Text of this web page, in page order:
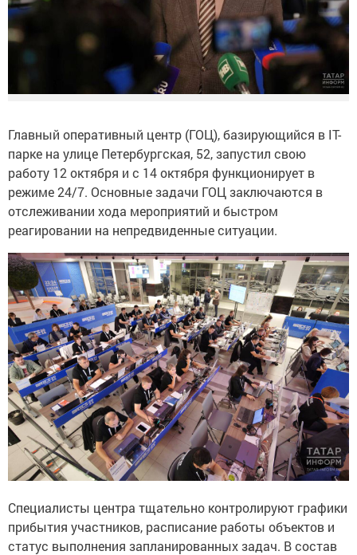
Главный оперативный центр (ГОЦ), базирующийся в IT-
парке на улице Петербургская, 52, запустил свою
работу 12 октября и с 14 октября функционирует в
режиме 24/7. Основные задачи ГОЦ заключаются в
отслеживании хода мероприятий и быстром
реагировании на непредвиденные ситуации.
Специалисты центра тщательно контролируют графики
прибытия участников, расписание работы объектов и
статус выполнения запланированных задач. В состав